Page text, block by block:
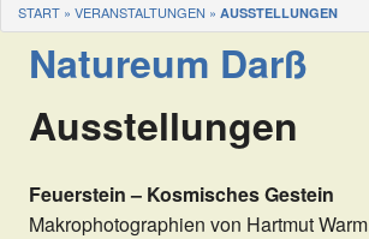
START » VERANSTALTUNGEN » AUSSTELLUNGEN
Natureum Darß
Ausstellungen
Feuerstein – Kosmisches Gestein
Makrophotographien von Hartmut Warm